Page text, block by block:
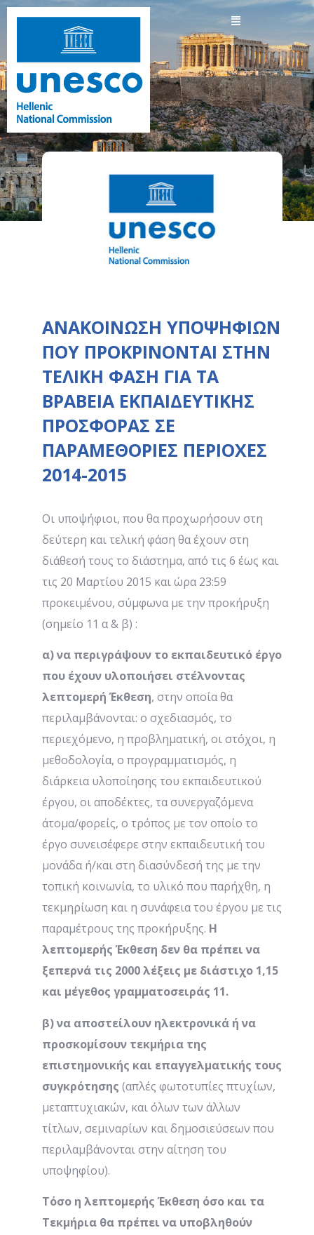
ΑΝΑΚΟΙΝΩΣΗ ΥΠΟΨΗΦΙΩΝ
ΠΟΥ ΠΡΟΚΡΙΝΟΝΤΑΙ ΣΤΗΝ
ΤΕΛΙΚΗ ΦΑΣΗ ΓΙΑ ΤΑ
ΒΡΑΒΕΙΑ ΕΚΠΑΙΔΕΥΤΙΚΗΣ
ΠΡΟΣΦΟΡΑΣ ΣΕ
ΠΑΡΑΜΕΘΟΡΙΕΣ ΠΕΡΙΟΧΕΣ
2014-2015
Οι υποψήφιοι, που θα προχωρήσουν στη
δεύτερη και τελική φάση θα έχουν στη
διάθεσή τους το διάστημα, από τις 6 έως και
τις 20 Μαρτίου 2015 και ώρα 23:59
προκειμένου, σύμφωνα με την προκήρυξη
(σημείο 11 α & β) :
α) να περιγράψουν το εκπαιδευτικό έργο
που έχουν υλοποιήσει στέλνοντας
λεπτομερή Έκθεση, στην οποία θα
περιλαμβάνονται: ο σχεδιασμός, το
περιεχόμενο, η προβληματική, οι στόχοι, η
μεθοδολογία, ο προγραμματισμός, η
διάρκεια υλοποίησης του εκπαιδευτικού
έργου, οι αποδέκτες, τα συνεργαζόμενα
άτομα/φορείς, ο τρόπος με τον οποίο το
έργο συνεισέφερε στην εκπαιδευτική του
μονάδα ή/και στη διασύνδεσή της με την
τοπική κοινωνία, το υλικό που παρήχθη, η
τεκμηρίωση και η συνάφεια του έργου με τις
παραμέτρους της προκήρυξης. Η
λεπτομερής Έκθεση δεν θα πρέπει να
ξεπερνά τις 2000 λέξεις με διάστιχο 1,15
και μέγεθος γραμματοσειράς 11.
β) να αποστείλουν ηλεκτρονικά ή να
προσκομίσουν τεκμήρια της
επιστημονικής και επαγγελματικής τους
συγκρότησης (απλές φωτοτυπίες πτυχίων,
μεταπτυχιακών, και όλων των άλλων
τίτλων, σεμιναρίων και δημοσιεύσεων που
περιλαμβάνονται στην αίτηση του
υποψηφίου).
Τόσο η λεπτομερής Έκθεση όσο και τα
Τεκμήρια θα πρέπει να υποβληθούν